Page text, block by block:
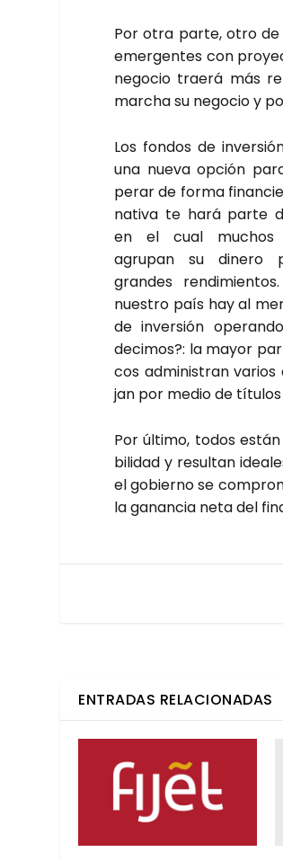
Por otra par­te, otro
emer­gen­tes con
nego­cio trae­rá más
mar­cha su nego­cio y
Los fon­dos de
una nue­va opción
pe­rar de for­ma
na­ti­va te hará par­te
en el cual muchos
agru­pan su dine­ro
gran­des
nues­tro país hay al
de inver­sión
deci­mos?: la mayor
cos admi­nis­tran
jan por medio de
Por últi­mo, todos
bi­li­dad y resul­tan
el gobierno se
la ganan­cia neta del
ENTRADAS RELACIONADAS